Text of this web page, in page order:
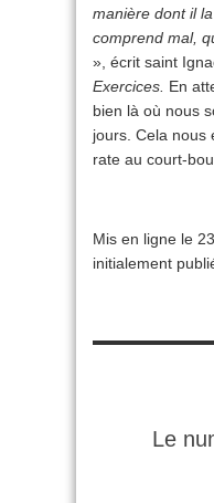
manière dont il
comprend mal,
», écrit saint
Exercices. En
bien là où nous
jours. Cela nous
rate au court-
Mis en ligne le
initialement
Le